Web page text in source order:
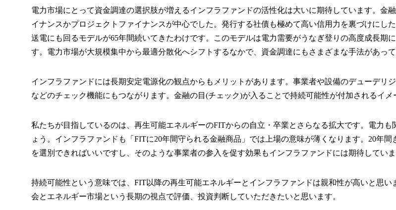
電力市場にとって資金調達の選択肢が増えるインフラファンドの活性化は大いに期待しています。金
イナンスかプロジェクトファイナンスが中心でした。発行する社債も極めて高い信用力を裏づけにし
送電にも回るモデルが65年間続いてきたわけです。このモデルは電力需要がうなぎ登りの高度成長期
す。電力市場が大規模集中から最適分散化へシフトするなかで、資金調達にもさまざまな手法があって
インフラファンドには長期安定電源化の観点からもメリットがあります。事業者や設備のデューデリ
などのチェック機能にもつながります。金融の目(チェック)が入ることで持続可能性が付加されるイメ
私たちが目指しているのは、再生可能エネルギーのFITからの自立・卒業とさらなる拡大です。電力
ょう。インフラファンドも「FITに20年間守られる金融商品」では上場の意味が薄くなります。20年
を選別できればいいですし、そのような事業者の参入を促す効果もインフラファンドには期待していま
持続可能性という意味では、FIT以降の再生可能エネルギーとインフラファンドは親和性が高いと思
会とエネルギー市場という長期の視点で評価、投資判断していただきたいと思います。